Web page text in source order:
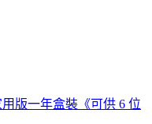
用版一年盒裝《可供 6 位